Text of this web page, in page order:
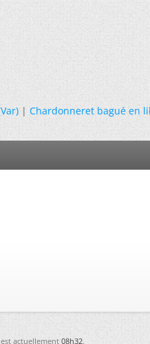
|Chardonneret bagué en
est actuellement08h32.